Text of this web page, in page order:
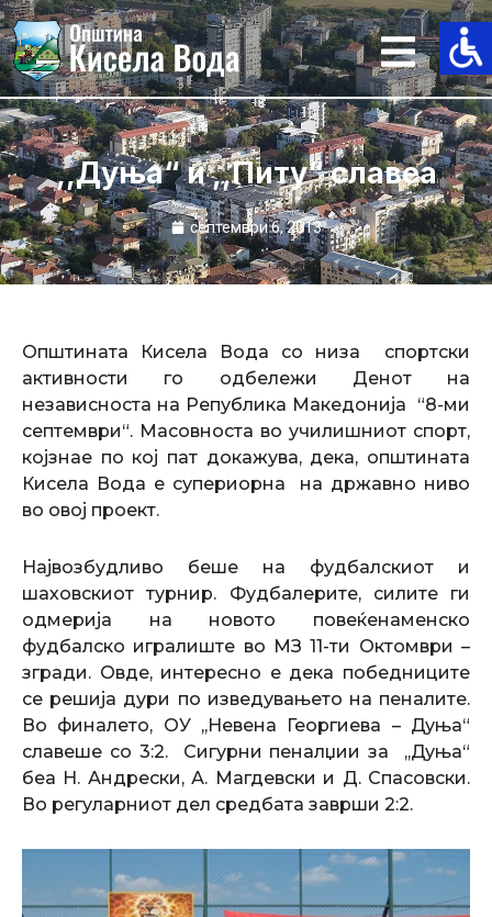
Skip
to
content
,,Дуња“ и ,,Питу“ славеа
септември 6, 2013
Општината Кисела Вода со низа спортски
активности го одбележи Денот на
независноста на Република Македонија “8-ми
септември“. Масовноста во училишниот спорт,
којзнае по кој пат докажува, дека, општината
Кисела Вода е супериорна на државно ниво
во овој проект.
Највозбудливо беше на фудбалскиот и
шаховскиот турнир. Фудбалерите, силите ги
одмерија на новото повеќенаменско
фудбалско игралиште во МЗ 11-ти Октомври –
згради. Овде, интересно е дека победниците
се решија дури по изведувањето на пеналите.
Во финалето, ОУ ,,Невена Георгиева – Дуња“
славеше со 3:2. Сигурни пеналџии за ,,Дуња“
беа Н. Андрески, А. Магдевски и Д. Спасовски.
Во регуларниот дел средбата заврши 2:2.